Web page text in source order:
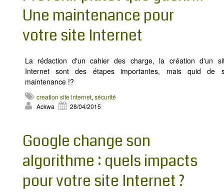
OFFRES E-SANTÉ
Rechercher
Une maintenance pour
votre site Internet
La rédaction d'un cahier des charge, la création d'un
Internet sont des étapes importantes, mais quid de
maintenance !?
creation site internet, sécurité
Ackwa
28/04/2015
Google change son
algorithme : quels impacts
pour votre site Internet ?